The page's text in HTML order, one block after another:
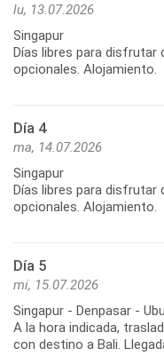
lu, 13.07.2026
Singapur
Días libres para disfrutar
opcionales. Alojamiento.
Día 4
ma, 14.07.2026
Singapur
Días libres para disfrutar
opcionales. Alojamiento.
Día 5
mi, 15.07.2026
Singapur - Denpasar -
A la hora indicada,
con destino a Bali.